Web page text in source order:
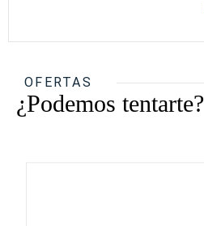
OFERTAS
¿Podemos tentarte?